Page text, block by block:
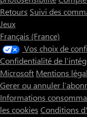
Retours Suivi des
Jeux
Français (France)
Vos choix de
Confidentialité de
Microsoft Mentions
Gerer ou annuler
Informations
les cookies Conditions